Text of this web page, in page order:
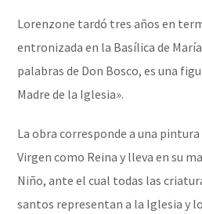
Lorenzone tardó tres años en
entronizada en la Basílica de
palabras de Don Bosco, es una
Madre de la Iglesia».
La obra corresponde a una
Virgen como Reina y lleva en su
Niño, ante el cual todas las
santos representan a la Iglesia y